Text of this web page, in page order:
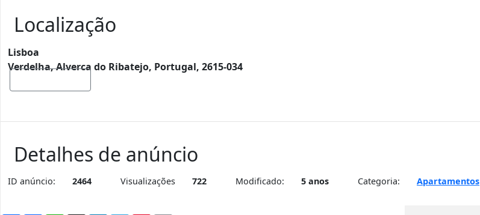
Localização
Lisboa
Verdelha, Alverca do Ribatejo, Portugal, 2615-034
Detalhes de anúncio
ID anúncio: 2464 Visualizações 722 Modificado: 5 anos Categoria: Apartamentos